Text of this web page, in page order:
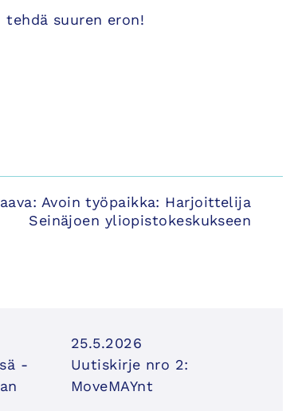
suuren eron!
Avoin työpaikka: Harjoittelija
Seinäjoen yliopistokeskukseen
-
25.5.2026
Uutiskirje nro 2:
MoveMAYnt